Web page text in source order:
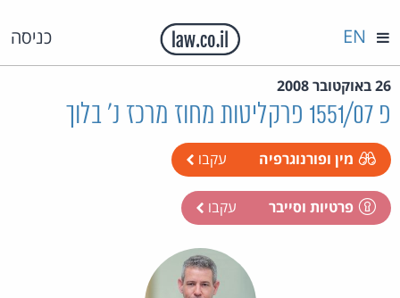
כניסה EN
26 באוקטובר 2008
פ 1551/07 פרקליטות מחוז מרכז נ' בלוך
מין ופורנוגרפיה עקבו
פרטיות וסייבר עקבו